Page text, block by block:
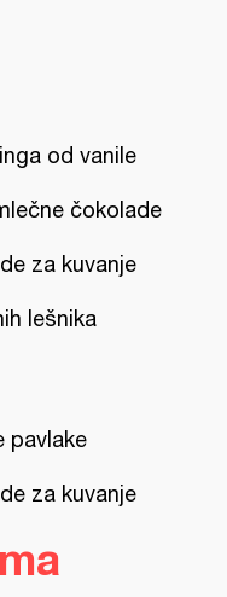
od vanile
čokolade
za kuvanje
lešnika
pavlake
za kuvanje